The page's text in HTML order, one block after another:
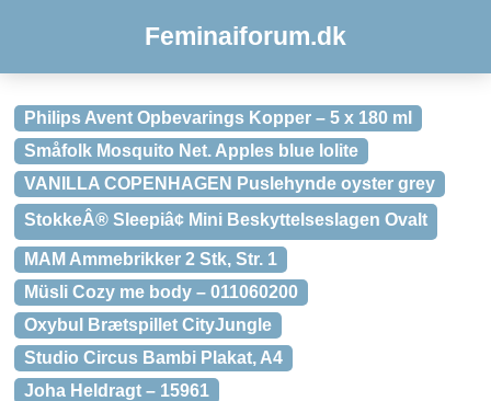
Feminaiforum.dk
Philips Avent Opbevarings Kopper – 5 x 180 ml
Småfolk Mosquito Net. Apples blue lolite
VANILLA COPENHAGEN Puslehynde oyster grey
StokkeÂ® Sleepiâ¢ Mini Beskyttelseslagen Ovalt
MAM Ammebrikker 2 Stk, Str. 1
Müsli Cozy me body – 011060200
Oxybul Brætspillet CityJungle
Studio Circus Bambi Plakat, A4
Joha Heldragt – 15961